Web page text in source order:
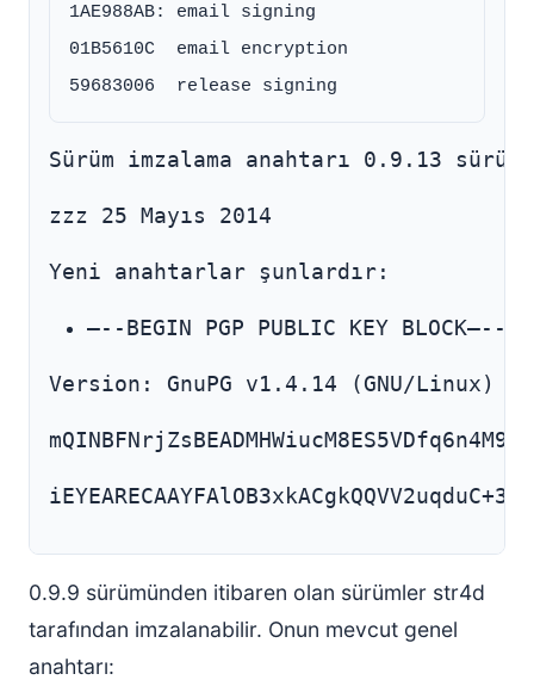
1AE988AB: email signing
01B5610C  email encryption
Sürüm imzalama anahtarı 0.9.13
zzz 25 Mayıs 2014
Yeni anahtarlar şunlardır:
—--BEGIN PGP PUBLIC KEY BLOCK—--
Version: GnuPG v1.4.14 (GNU/Linux)
0.9.9 sürümünden itibaren olan sürümler str4d
tarafından imzalanabilir. Onun mevcut genel
anahtarı: